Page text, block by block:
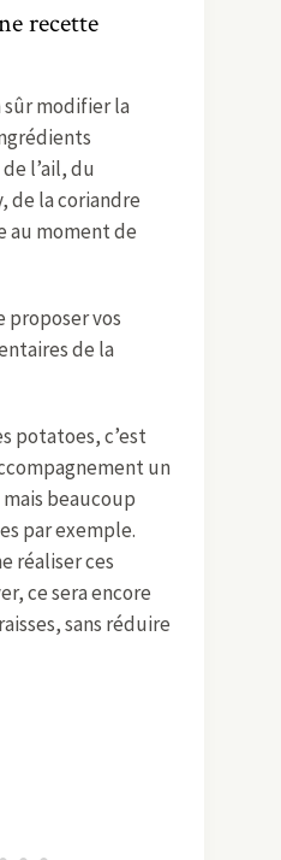
recette
modifier la
l’ail, du
de la coriandre
au moment de
proposer vos
de la
potatoes, c’est
un
mais beaucoup
par exemple.
réaliser ces
ce sera encore
sans réduire